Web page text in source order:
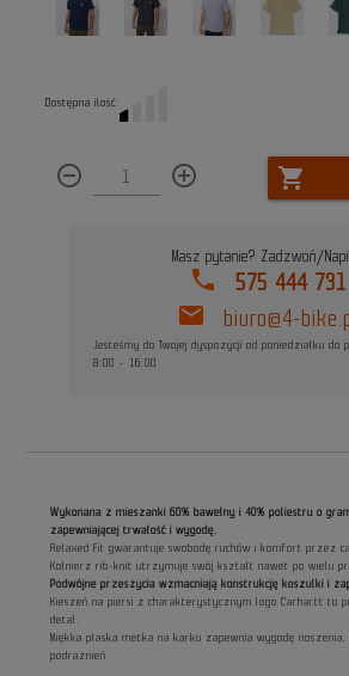
Dostępna ilość:
remove_circle_outline add_circle_outline shopping_cart
Masz pytanie? Zadzwoń/
phone 575 444 731
mail biuro@4-
Jesteśmy do Twojej dyspozycji od poniedziałku do
8:00 - 16:00
Wykonana z mieszanki 60% bawełny i 40% poliestru o
zapewniającej trwałość i wygodę.
Relaxed Fit gwarantuje swobodę ruchów i komfort przez
Kołnierz rib-knit utrzymuje swój kształt nawet po wielu
Podwójne przeszycia wzmacniają konstrukcję koszulki i
Kieszeń na piersi z charakterystycznym logo Carhartt to
detal.
Miękka płaska metka na karku zapewnia wygodę
podrażnień.